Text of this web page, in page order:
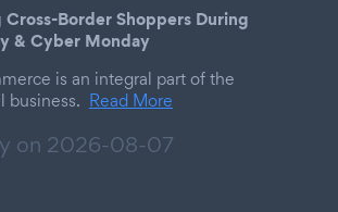
Border Shoppers During
& Cyber Monday
is an integral part of the
business. Read More
on 2026-08-07